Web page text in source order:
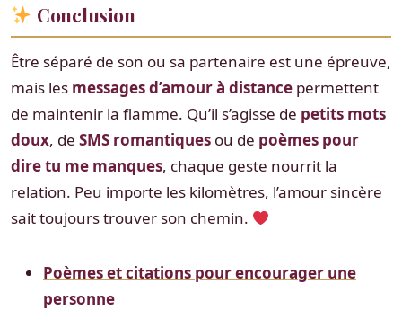
Conclusion
Être séparé de son ou sa partenaire est une épreuve,
mais les messages d’amour à distance permettent
de maintenir la flamme. Qu’il s’agisse de petits mots
doux, de SMS romantiques ou de poèmes pour
dire tu me manques, chaque geste nourrit la
relation. Peu importe les kilomètres, l’amour sincère
sait toujours trouver son chemin.
Poèmes et citations pour encourager une
personne